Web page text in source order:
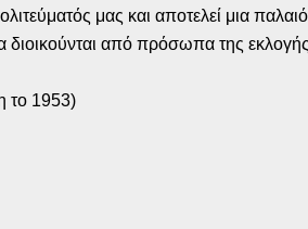
μας και αποτελεί μια
από πρόσωπα της
το 1953)